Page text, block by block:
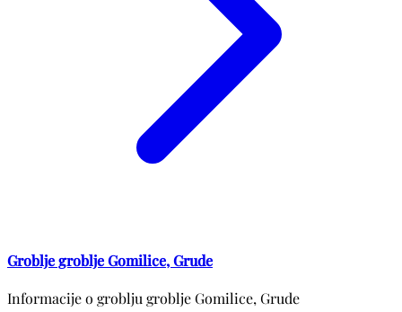
Groblje groblje Gomilice, Grude
Informacije o groblju groblje Gomilice, Grude